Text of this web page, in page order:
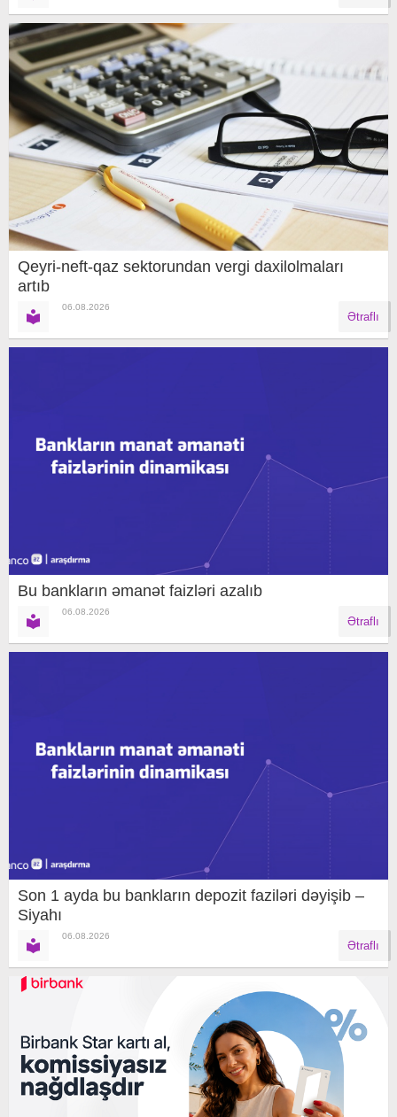
Qeyri-neft-qaz sektorundan vergi daxilolmaları
artıb
06.08.2026
Ətraflı
Bu bankların əmanət faizləri azalıb
06.08.2026
Ətraflı
Son 1 ayda bu bankların depozit faziləri dəyişib –
Siyahı
06.08.2026
Ətraflı